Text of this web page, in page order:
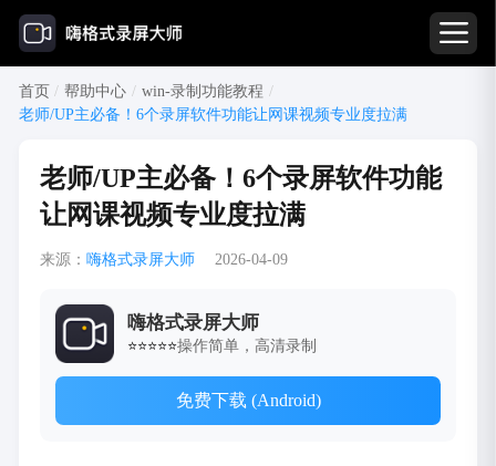
首页 / 帮助中心 / win-录制功能教程 /
老师/UP主必备！6个录屏软件功能让网课视频专业度拉满
老师/UP主必备！6个录屏软件功能
让网课视频专业度拉满
来源： 嗨格式录屏大师 2026-04-09
嗨格式录屏大师
⭐⭐⭐⭐⭐操作简单，高清录制
免费下载 (Android)